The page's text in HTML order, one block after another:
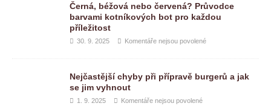
Černá, béžová nebo červená? Průvodce
barvami kotníkových bot pro každou
příležitost
30. 9. 2025 Komentáře nejsou povolené
Nejčastější chyby při přípravě burgerů a jak
se jim vyhnout
1. 9. 2025 Komentáře nejsou povolené